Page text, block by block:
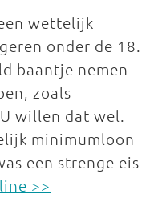
wettelijk
onder de 18.
baantje nemen
zoals
willen dat wel.
minimumloon
een strenge eis
>>